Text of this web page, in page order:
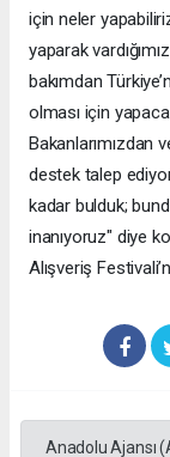
için neler
yaparak
bakımdan
olması için
Bakanlarımızdan
destek talep
kadar bulduk;
inanıyoruz" diye
Alışveriş
Anadolu Ajansı